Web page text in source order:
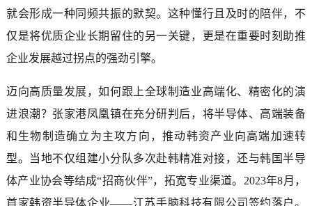
就会形成一种同频共振的默契。这种懂行且及时的陪伴，不
仅是将优质企业长期留住的另一关键，更是在重要时刻助推
企业发展越过拐点的强劲引擎。
迈向高质量发展，如何跟上全球制造业高端化、精密化的演
进浪潮？张家港凤凰镇在充分研判后，将半导体、高端装备
和生物制造确立为主攻方向，推动韩资产业向高端加速转
型。当地不仅组建小分队多次赴韩精准对接，还与韩国半导
体产业协会等结成“招商伙伴”，拓宽专业渠道。2023年8月，
首家韩资半导体企业——江苏手脑科技有限公司签约落户。